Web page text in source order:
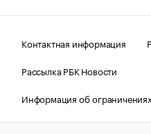
Контактная информация
Рассылка РБК Новости
Информация об ограничениях
Правовая информация
О